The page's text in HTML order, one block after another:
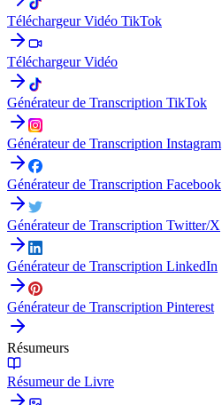
Téléchargeur Vidéo TikTok
Téléchargeur Vidéo
Générateur de Transcription TikTok
Générateur de Transcription Instagram
Générateur de Transcription Facebook
Générateur de Transcription Twitter/X
Générateur de Transcription LinkedIn
Générateur de Transcription Pinterest
Résumeurs
Résumeur de Livre